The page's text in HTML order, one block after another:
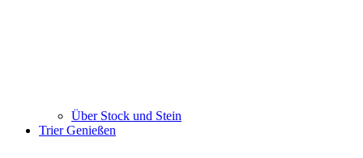
Über Stock und Stein
Trier Genießen